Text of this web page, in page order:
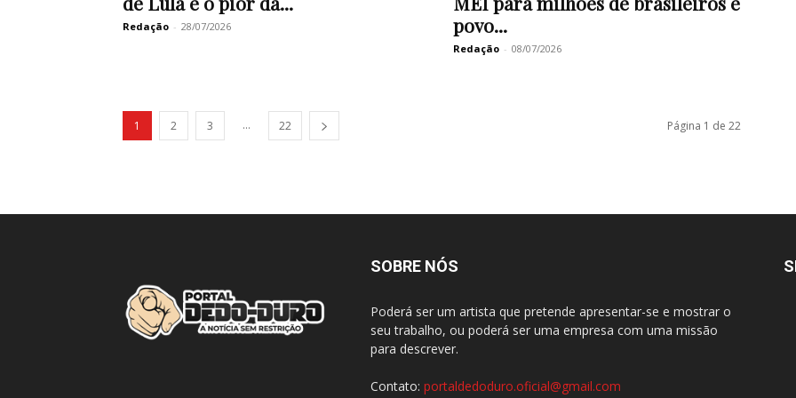
Redação - 28/07/2026
povo...
Redação - 08/07/2026
1 2 3 ... 22 Página 1 de 22
SOBRE NÓS
Poderá ser um artista que pretende apresentar-se e mostrar o
seu trabalho, ou poderá ser uma empresa com uma missão
para descrever.
Contato: portaldedoduro.oficial@gmail.com